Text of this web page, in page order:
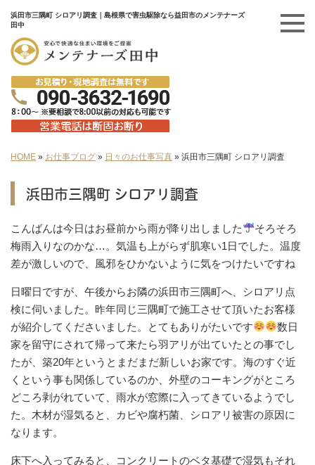
浜田市三隅町 シロアリ調査｜島根県で害虫駆除なら益田市のメンテナーズ
田中
HOME » お仕事ブログ » 日々のお仕事写真 » 浜田市三隅町 シロアリ調査
浜田市三隅町 シロアリ調査
こんばんは今日はお昼前から雨が降り出しました
そろそろ
梅雨入りなのかな…。気温も上がらず肌寒い1日でした。温度
差が激しいので、風邪をひかないように気をつけたいですね
日曜日ですが、午後からお隣の浜田市三隅町へ、シロアリ点
検に伺いました。昨年同じ三隅町で施工させて頂いたお客様
が紹介してくださいました。とてもありがたいです
数日
家を留守にされて帰って来たら羽アリが出ていたとの事でし
たが、築20年というとまだまだ新しいお家です。海のすぐ近
くという事も関係しているのか、外壁のコーキングがところ
どころ剥がれていて、雨水が窓際に入ってきているようでし
た。木材が湿気ると、カビや腐朽菌、シロアリ被害の原因に
なります。
床下へ入ってみると、コンクリートのベタ基礎で湿気もそれ